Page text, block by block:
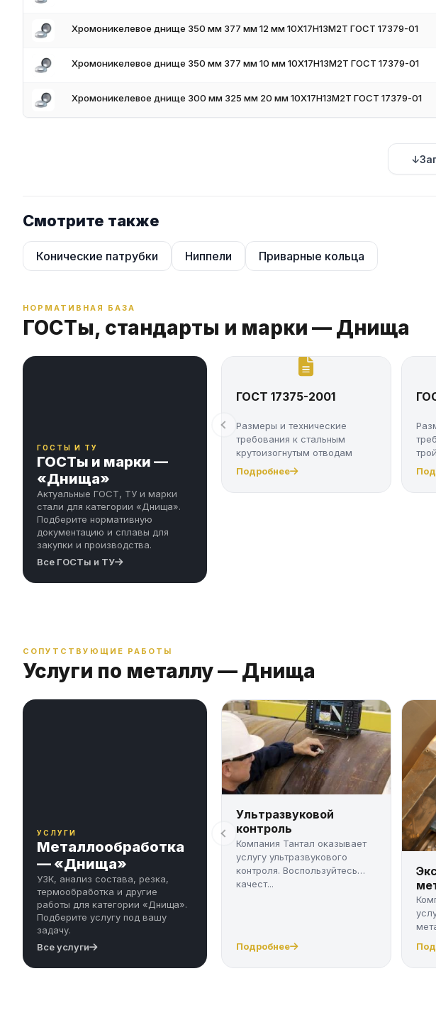
Хромоникелевое днище 350 мм 377 мм 12 мм 10Х17Н13М2Т ГОСТ 17379-01
Хромоникелевое днище 350 мм 377 мм 10 мм 10Х17Н13М2Т ГОСТ 17379-01
Хромоникелевое днище 300 мм 325 мм 20 мм 10Х17Н13М2Т ГОСТ 17379-01
Смотрите также
Конические патрубки Ниппели Приварные кольца
НОРМАТИВНАЯ БАЗА
ГОСТы, стандарты и марки — Днища
ГОСТЫ И ТУ
ГОСТы и марки —
«Днища»
Актуальные ГОСТ, ТУ и марки
стали для категории «Днища».
Подберите нормативную
документацию и сплавы для
закупки и производства.
Все ГОСТы и ТУ
ГОСТ 17375-2001
Размеры и технические
требования к стальным
крутоизогнутым отводам
Подробнее
СОПУТСТВУЮЩИЕ РАБОТЫ
Услуги по металлу — Днища
УСЛУГИ
Металлообработка
— «Днища»
УЗК, анализ состава, резка,
термообработка и другие
работы для категории «Днища».
Подберите услугу под вашу
задачу.
Все услуги
Ультразвуковой
контроль
Компания Тантал оказывает
услугу ультразвукового
контроля. Воспользуйтесь
качест...
Подробнее